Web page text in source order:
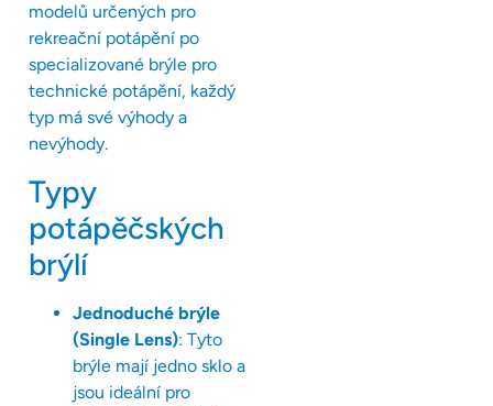
modelů určených pro
rekreační potápění po
specializované brýle pro
technické potápění, každý
typ má své výhody a
nevýhody.
Typy
potápěčských
brýlí
Jednoduché brýle
(Single Lens): Tyto
brýle mají jedno sklo a
jsou ideální pro